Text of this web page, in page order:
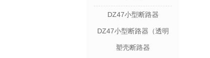
DZ47小型断路器
DZ47小型断路器（透明
型）
塑壳断路器